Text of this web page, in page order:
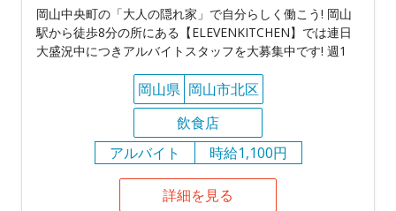
岡山中央町の「大人の隠れ家」で自分らしく働こう! 岡山
駅から徒歩8分の所にある【ELEVENKITCHEN】では連日
大盛況中につきアルバイトスタッフを大募集中です! 週1
岡山県 岡山市北区
飲食店
アルバイト
時給1,100円
詳細を見る